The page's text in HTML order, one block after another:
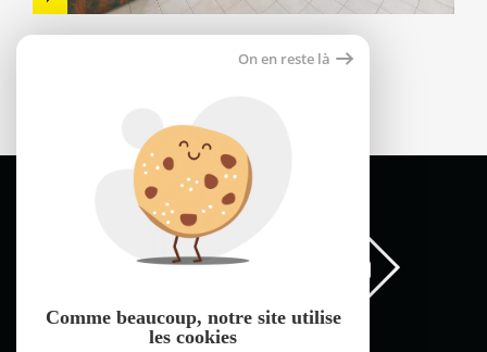
On en reste là
Comme beaucoup, notre site utilise
les cookies